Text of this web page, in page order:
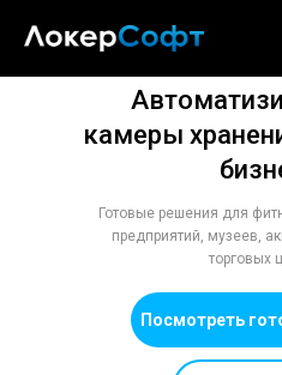
камеры
Готовые решения для
предприятий, музеев,
торговых
Посмотреть